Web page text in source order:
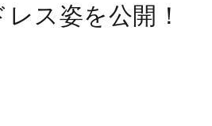
ス姿を公開！